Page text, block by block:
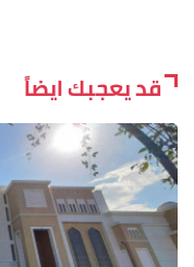
قد يعجبك ايضاً